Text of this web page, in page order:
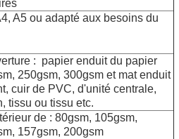
A5 ou adapté aux besoins du
: papier enduit du papier
250gsm, 300gsm et mat enduit
cuir de PVC, d'unité centrale,
tissu ou tissu etc.
de : 80gsm, 105gsm,
157gsm, 200gsm